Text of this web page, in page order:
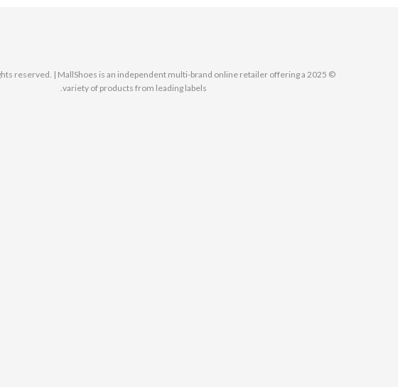
All rights reserved. | MallShoes is an independent multi-brand online retailer offering a
variety of products from leading labels.